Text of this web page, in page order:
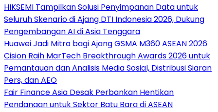
HIKSEMI Tampilkan Solusi Penyimpanan Data untuk
Seluruh Skenario di Ajang DTI Indonesia 2026, Dukung
Pengembangan AI di Asia Tenggara
Huawei Jadi Mitra bagi Ajang GSMA M360 ASEAN 2026
Cision Raih MarTech Breakthrough Awards 2026 untuk
Pemantauan dan Analisis Media Sosial, Distribusi Siaran
Pers, dan AEO
Fair Finance Asia Desak Perbankan Hentikan
Pendanaan untuk Sektor Batu Bara di ASEAN